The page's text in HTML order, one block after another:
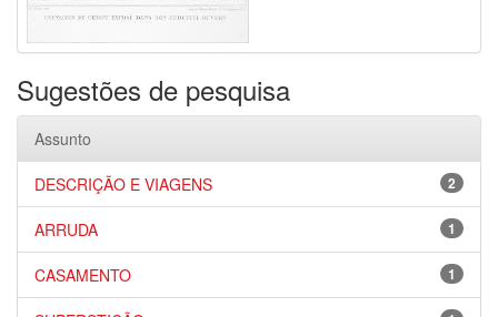
Sugestões de pesquisa
Assunto
2
DESCRIÇÃO E VIAGENS
1
ARRUDA
1
CASAMENTO